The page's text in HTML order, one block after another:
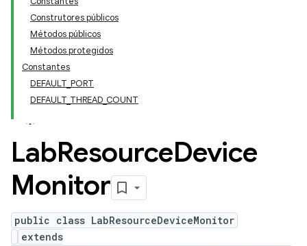
Construtores públicos
Métodos públicos
Métodos protegidos
Constantes
DEFAULT_PORT
DEFAULT_THREAD_COUNT
LabResourceDevice
Monitor
public class LabResourceDeviceMonitor
extends